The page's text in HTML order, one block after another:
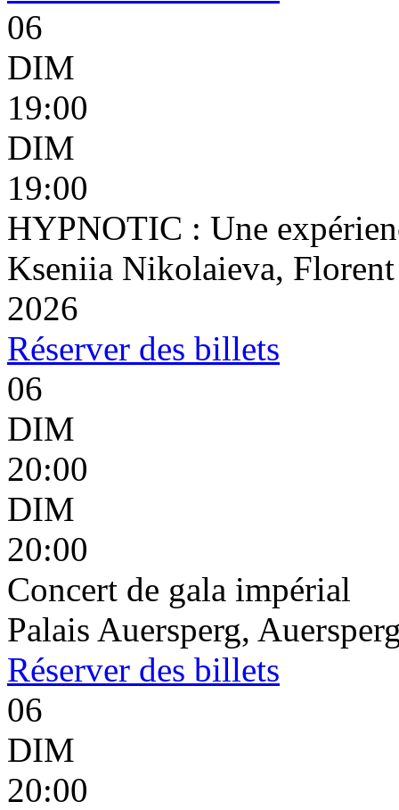
06
DIM
19:00
DIM
19:00
HYPNOTIC : Une
Kseniia Nikolaieva,
2026
Réserver des billets
06
DIM
20:00
DIM
20:00
Concert de gala impérial
Palais Auersperg,
Réserver des billets
06
DIM
20:00